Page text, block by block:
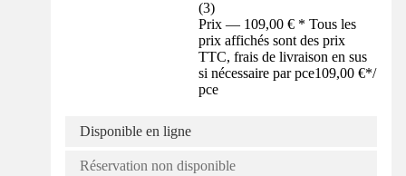
(3)
Prix — 109,00 € * Tous les
prix affichés sont des prix
TTC, frais de livraison en sus
si nécessaire par pce109,00 €*/
pce
Disponible en ligne
Réservation non disponible